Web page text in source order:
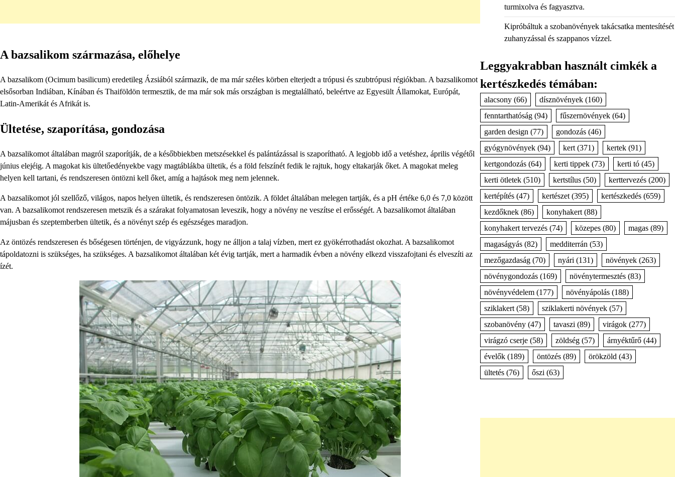
A bazsalikom származása, előhelye
A bazsalikom (Ocimum basilicum) eredetileg Ázsiából származik, de ma már széles körben elterjedt a trópusi és szubtrópusi régiókban. A bazsalikomot
elsősorban Indiában, Kínában és Thaiföldön termesztik, de ma már sok más országban is megtalálható, beleértve az Egyesült Államokat, Európát,
Latin-Amerikát és Afrikát is.
Ültetése, szaporítása, gondozása
A bazsalikomot általában magról szaporítják, de a későbbiekben metszésekkel és palántázással is szaporítható. A legjobb idő a vetéshez, április végétől
június elejéig. A magokat kis ültetőedényekbe vagy magtáblákba ültetik, és a föld felszínét fedik le rajtuk, hogy eltakarják őket. A magokat meleg
helyen kell tartani, és rendszeresen öntözni kell őket, amíg a hajtások meg nem jelennek.
A bazsalikomot jól szellőző, világos, napos helyen ültetik, és rendszeresen öntözik. A földet általában melegen tartják, és a pH értéke 6,0 és 7,0 között
van. A bazsalikomot rendszeresen metszik és a szárakat folyamatosan leveszik, hogy a növény ne veszítse el erősségét. A bazsalikomot általában
májusban és szeptemberben ültetik, és a növényt szép és egészséges maradjon.
Az öntözés rendszeresen és bőségesen történjen, de vigyázzunk, hogy ne álljon a talaj vízben, mert ez gyökérrothadást okozhat. A bazsalikomot
tápoldatozni is szükséges, ha szükséges. A bazsalikomot általában két évig tartják, mert a harmadik évben a növény elkezd visszafojtani és elveszíti az
ízét.
turmixolva és fagyasztva.
Kipróbáltuk a szobanövények takácsatka mentesítését
zuhanyzással és szappanos vízzel.
Leggyakrabban használt cimkék a
kertészkedés témában:
alacsony(66) dísznövények(160)
fenntarthatóság(94) fűszernövények(64)
garden design (77) gondozás(46)
gyógynövények(94) kert(371) kertek(91)
kertgondozás(64) kerti tippek(73) kerti tó(45)
kerti ötletek(510) kertstílus(50) kerttervezés(200)
kertépítés(47) kertészet(395) kertészkedés(659)
kezdőknek(86) konyhakert(88)
konyhakert tervezés(74) közepes(80) magas(89)
magaságyás(82) medditerrán (53)
mezőgazdaság(70) nyári (131) növények(263)
növénygondozás(169) növénytermesztés(83)
növényvédelem(177) növényápolás(188)
sziklakert(58) sziklakerti növények(57)
szobanövény(47) tavaszi (89) virágok(277)
virágzó cserje(58) zöldség(57) árnyéktűrő(44)
évelők(189) öntözés(89) örökzöld (43)
ültetés(76) őszi (63)